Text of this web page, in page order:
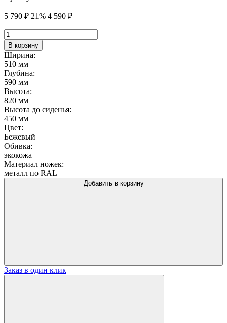
5 790 ₽ 21% 4 590 ₽
Количество
товара
Стул
Аэр,
экокожа
В корзину
Ширина:
510 мм
Глубина:
590 мм
Высота:
820 мм
Высота до сиденья:
450 мм
Цвет:
Бежевый
Обивка:
экокожа
Материал ножек:
металл по RAL
Добавить в корзину
Заказ в один клик